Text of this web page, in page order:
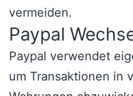
vermeiden.
Paypal
Paypal verwendet
um Transaktionen in